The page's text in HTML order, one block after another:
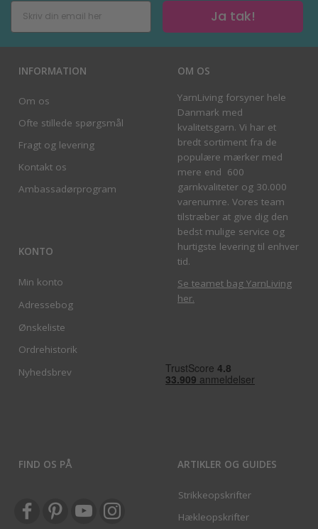
Ja tak!
INFORMATION
Om os
Ofte stillede spørgsmål
Fragt og levering
Kontakt os
Ambassadørprogram
KONTO
Min konto
Adressebog
Ønskeliste
Ordrehistorik
Nyhedsbrev
OM OS
YarnLiving forsyner hele
Danmark med
kvalitetsgarn. Vi har et
bredt sortiment fra de
populære mærker med
mere end 600
garnkvaliteter og 30.000
varenumre. Vores team
tilstræber at give dig den
bedst mulige service og
hurtigste levering til enhver
tid.
Se teamet bag YarnLiving
her.
FIND OS PÅ ARTIKLER OG GUIDES
Strikkeopskrifter
Hækleopskrifter